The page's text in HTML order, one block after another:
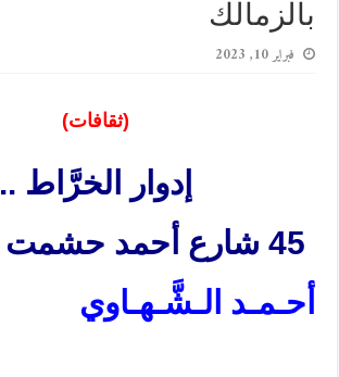
بالزمالك
فبراير 10, 2023
(ثقافات)
إدوار الخرَّاط ..
45 شارع أحمد حشمت بالزمالك
أحـمـد الـشَّـهـاوي